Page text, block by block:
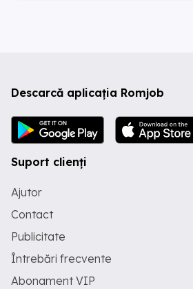
Descarcă aplicația Romjob
Suport clienți
Ajutor
Contact
Publicitate
Întrebări frecvente
Abonament VIP